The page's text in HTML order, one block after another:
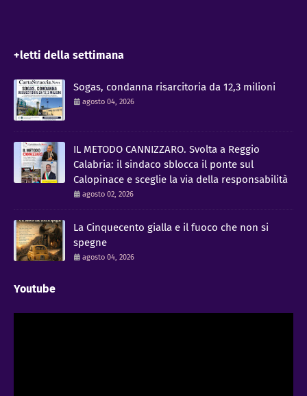
+letti della settimana
Sogas, condanna risarcitoria da 12,3 milioni
agosto 04, 2026
IL METODO CANNIZZARO​. Svolta a Reggio
Calabria: il sindaco sblocca il ponte sul
Calopinace e sceglie la via della responsabilità
agosto 02, 2026
La Cinquecento gialla e il fuoco che non si
spegne
agosto 04, 2026
Youtube